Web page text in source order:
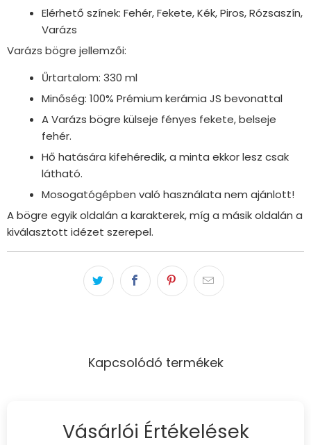
Elérhető színek: Fehér, Fekete, Kék, Piros, Rózsaszín,
Varázs
Varázs bögre jellemzői:
Űrtartalom: 330 ml
Minőség: 100% Prémium kerámia JS bevonattal
A Varázs bögre külseje fényes fekete, belseje
fehér.
Hő hatására kifehéredik, a minta ekkor lesz csak
látható.
Mosogatógépben való használata nem ajánlott!
A bögre egyik oldalán a karakterek, míg a másik oldalán a
kiválasztott idézet szerepel.
Kapcsolódó termékek
Vásárlói Értékelések